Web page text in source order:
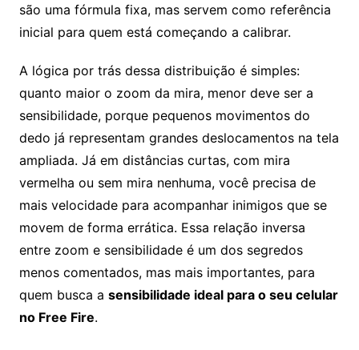
são uma fórmula fixa, mas servem como referência
inicial para quem está começando a calibrar.
A lógica por trás dessa distribuição é simples:
quanto maior o zoom da mira, menor deve ser a
sensibilidade, porque pequenos movimentos do
dedo já representam grandes deslocamentos na tela
ampliada. Já em distâncias curtas, com mira
vermelha ou sem mira nenhuma, você precisa de
mais velocidade para acompanhar inimigos que se
movem de forma errática. Essa relação inversa
entre zoom e sensibilidade é um dos segredos
menos comentados, mas mais importantes, para
quem busca a sensibilidade ideal para o seu celular
no Free Fire.